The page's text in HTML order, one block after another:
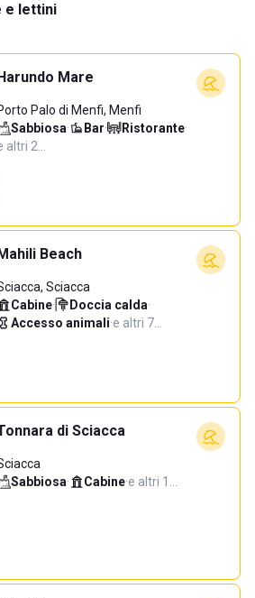
e lettini
Mare
Palo di Menfi, Menfi
Sabbiosa· Bar· Ristorante·
altri 2…
Beach
Sciacca
Cabine· Doccia calda·
Accesso animali·e altri 7…
di Sciacca
Sabbiosa· Cabine·e altri 1…